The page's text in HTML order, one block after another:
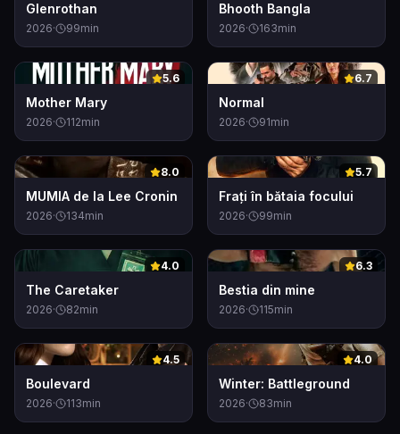
Glenrothan
2026· 99min
Bhooth Bangla
2026· 163min
0 5.6
Mother Mary
2026· 112min
0 6.7
Normal
2026· 91min
0 8.0
MUMIA de la Lee Cronin
2026· 134min
0 5.7
Frați în bătaia focului
2026· 99min
0 4.0
The Caretaker
2026· 82min
0 6.3
Bestia din mine
2026· 115min
0 4.5
Boulevard
2026· 113min
0 4.0
Winter: Battleground
2026· 83min